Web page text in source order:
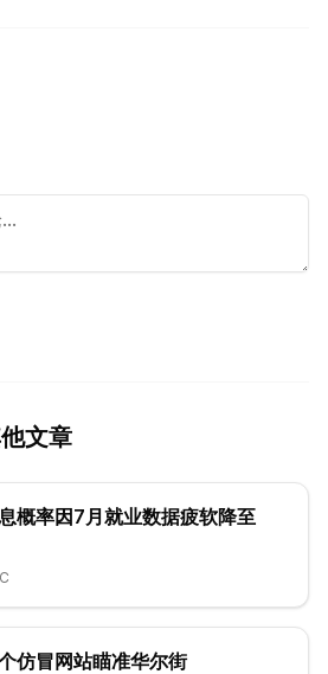
文章
概率因7月就业数据疲软降至
仿冒网站瞄准华尔街